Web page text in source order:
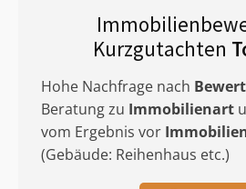
Kurzgutachten
Hohe Nachfrage nach
Beratung zu Immobilienart
vom Ergebnis vor
(Gebäude: Reihenhaus etc.)